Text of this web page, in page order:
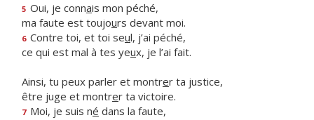
5 Oui, je connais mon péché,
ma faute est toujours devant moi.
6 Contre toi, et toi seul, j’ai péché,
ce qui est mal à tes yeux, je l’ai fait.
Ainsi, tu peux parler et montrer ta justice,
être juge et montrer ta victoire.
7 Moi, je suis né dans la faute,